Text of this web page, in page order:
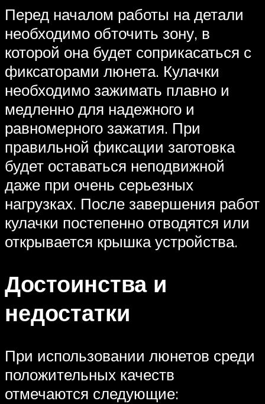
Перед началом работы на детали
необходимо обточить зону, в
которой она будет соприкасаться с
фиксаторами люнета. Кулачки
необходимо зажимать плавно и
медленно для надежного и
равномерного зажатия. При
правильной фиксации заготовка
будет оставаться неподвижной
даже при очень серьезных
нагрузках. После завершения работ
кулачки постепенно отводятся или
открывается крышка устройства.
Достоинства и
недостатки
При использовании люнетов среди
положительных качеств
отмечаются следующие: